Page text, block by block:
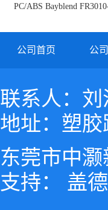
PC/ABS Bayblend
公司首页 公
联系人：刘
地址：塑胶
东莞市中
支持： 盖